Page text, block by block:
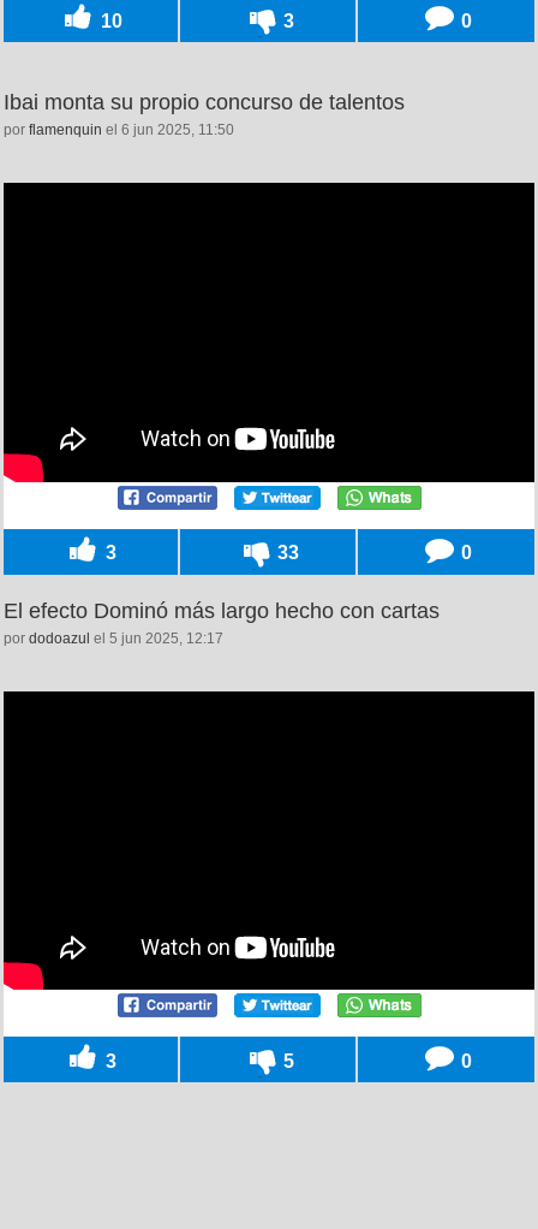
10 3 0
Ibai monta su propio concurso de talentos
por flamenquin el 6 jun 2025, 11:50
3 33 0
El efecto Dominó más largo hecho con cartas
por dodoazul el 5 jun 2025, 12:17
3 5 0